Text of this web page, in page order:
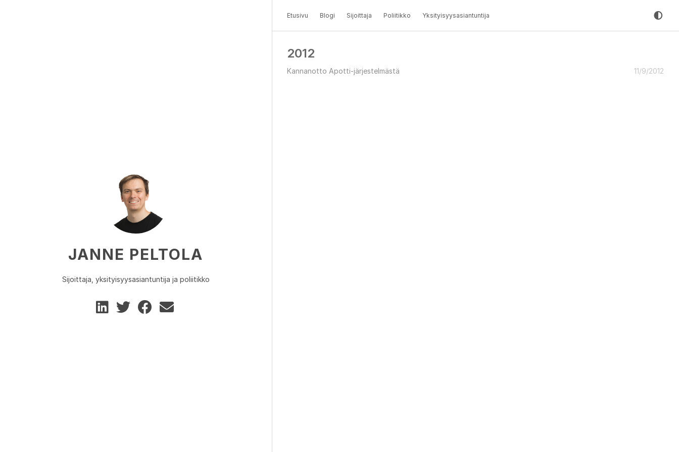
Etusivu Blogi Sijoittaja Poliitikko Yksityisyysasiantuntija
JANNE PELTOLA
Sijoittaja, yksityisyysasiantuntija ja poliitikko
2012
Kannanotto Apotti-järjestelmästä 11/9/2012